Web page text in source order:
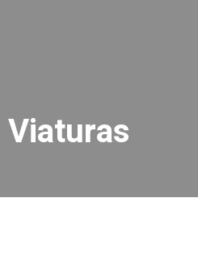
Viaturas